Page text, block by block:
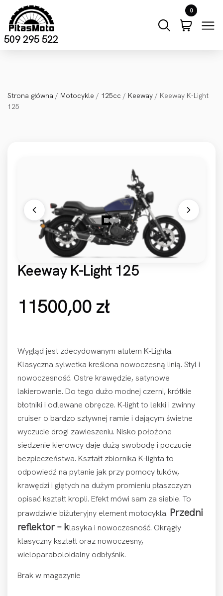
Przejdź do treści
509 295 522
0
Strona główna / Motocykle / 125cc / Keeway / Keeway K-Light
125
Keeway K-Light 125
11500,00 zł
Wygląd jest zdecydowanym atutem K-Lighta.
Klasyczna sylwetka kreślona nowoczesną linią. Styl i
nowoczesność. Ostre krawędzie, satynowe
lakierowanie. Do tego dużo modnej czerni, krótkie
błotniki i odlewane obręcze. K-light to lekki i zwinny
cruiser o bardzo sztywnej ramie i dającym świetne
wyczucie drogi zawieszeniu. Nisko położone
siedzenie kierowcy daje dużą swobodę i poczucie
bezpieczeństwa. Kształt zbiornika K-lighta to
odpowiedź na pytanie jak przy pomocy łuków,
krawędzi i giętych na dużym promieniu płaszczyzn
opisać kształt kropli. Efekt mówi sam za siebie. To
prawdziwie biżuteryjny element motocykla. Przedni
reflektor – klasyka i nowoczesność. Okrągły
klasyczny kształt oraz nowoczesny,
wieloparaboloidalny odbłyśnik.
Brak w magazynie